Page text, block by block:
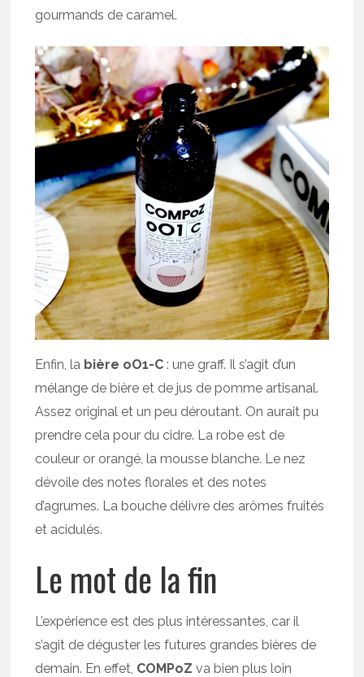
gourmands de caramel.
Enfin, la bière oO1-C : une graff. Il s’agit d’un
mélange de bière et de jus de pomme artisanal.
Assez original et un peu déroutant. On aurait pu
prendre cela pour du cidre. La robe est de
couleur or orangé, la mousse blanche. Le nez
dévoile des notes florales et des notes
d’agrumes. La bouche délivre des arômes fruités
et acidulés.
Le mot de la fin
L’expérience est des plus intéressantes, car il
s’agit de déguster les futures grandes bières de
demain. En effet, COMPoZ va bien plus loin